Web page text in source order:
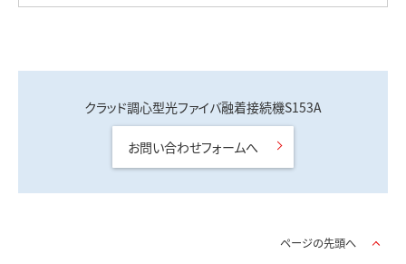
クラッド調心型光ファイバ融着接続機S153A
お問い合わせフォームへ
ページの先頭へ